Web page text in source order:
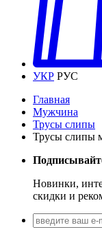
УКР РУС
Главная
Мужчина
Трусы слипы
Трусы слипы
Новинки,
скидки и